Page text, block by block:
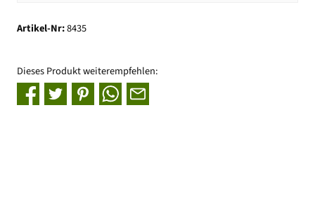
Artikel-Nr:8435
Dieses Produkt weiterempfehlen: